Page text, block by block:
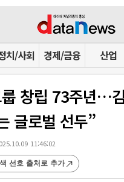
치/사회 경제/금융 산업
창립 73주년…
글로벌 선두”
11:46:02
선호 출처로 추가